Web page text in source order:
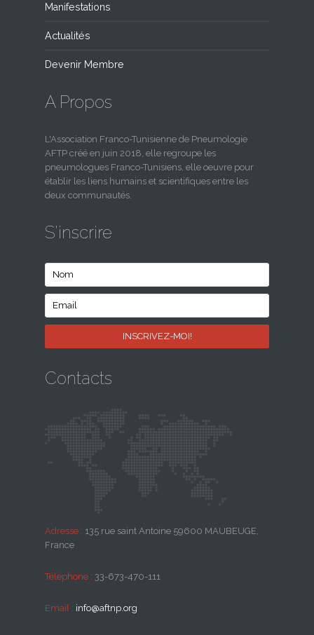
Manifestations
Actualités
Devenir Membre
A Propos
L'Association Franco-Tunisienne de Pneumologie
AFTP créé en juin 2018, elle regroupe les
pneumologues Franco-Tunisiens, elle oeuvre pour
établir les liens humains et scientifiques entre les
deux communautés.
S'inscrire
Contacts
Adresse : 135 rue saint Antoine 59600 MAUBEUGE,
France
Téléphone : 33-673-470-111
Email : info@aftnp.org